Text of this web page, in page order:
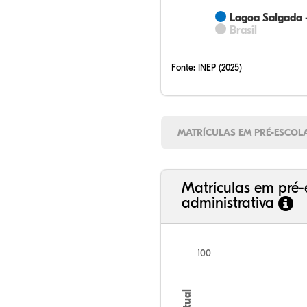
Lagoa Salgada
Brasil
Fonte: INEP (2025)
MATRÍCULAS EM PRÉ-
Matrículas em
administrativa
100